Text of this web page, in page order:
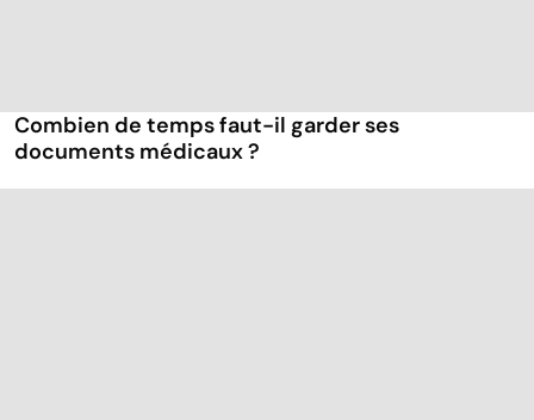
Combien de temps faut-il garder ses
documents médicaux ?